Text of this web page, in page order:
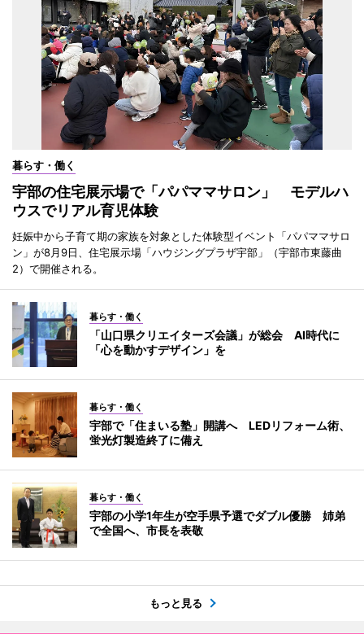
暮らす・働く
宇部の住宅展示場で「パパママサロン」 モデルハ
ウスでリアル育児体験
妊娠中から子育て期の家族を対象とした体験型イベント「パパママサロ
ン」が8月9日、住宅展示場「ハウジングプラザ宇部」（宇部市東藤曲
2）で開催される。
暮らす・働く
「山口県クリエイターズ会議」が総会 AI時代に
「心を動かすデザイン」を
暮らす・働く
宇部で「住まいる塾」開講へ LEDリフォーム術、
蛍光灯製造終了に備え
暮らす・働く
宇部の小学1年生が空手県予選でダブル優勝 姉弟
で全国へ、市長を表敬
もっと見る